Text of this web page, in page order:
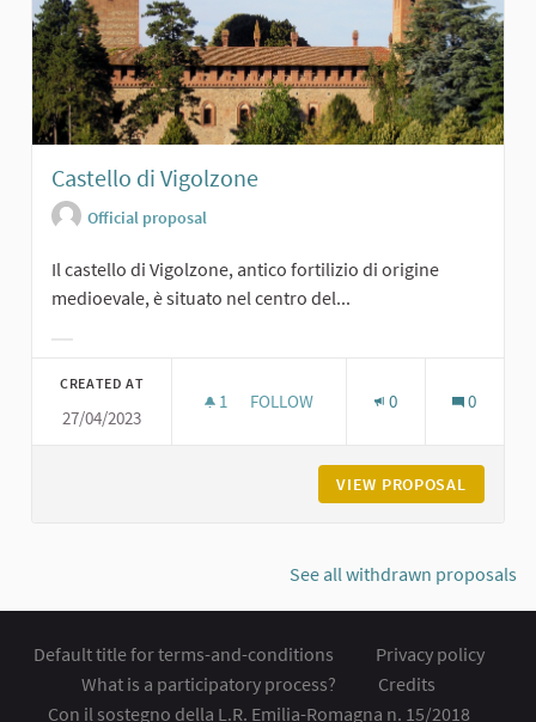
Castello di Vigolzone
Official proposal
Il castello di Vigolzone, antico fortilizio di origine
medioevale, è situato nel centro del...
CREATED AT
27/04/2023
1 1 FOLLOWER
FOLLOW 0 0
VIEW PROPOSAL
See all withdrawn proposals
Default title for terms-and-conditions
Privacy policy
What is a participatory process?
Credits
Con il sostegno della L.R. Emilia-Romagna n. 15/2018